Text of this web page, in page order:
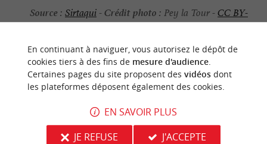
Source : Sirtaqui-Crédit photo : Pey la Tour -CC BY-
En continuant à naviguer, vous autorisez le dépôt de
cookies tiers à des fins de mesure d'audience.
Certaines pages du site proposent des vidéosdont
les plateformes déposent également des cookies.
EN SAVOIR PLUS
JE REFUSE
J'ACCEPTE